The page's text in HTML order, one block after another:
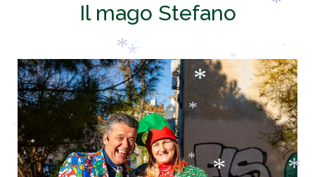
Il mago Stefano
*
*
*
*
*
*
*
*
*
*
*
*
*
*
*